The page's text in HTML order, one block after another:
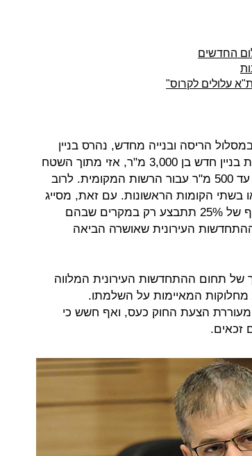
אם במסגרת פרויקט תמ"א 38 במסלול הריסה ובנייה מחדש, נהרס בניין
ותיק ששטחו הבנוי הוא 1,000 מ"ר, לטובת בניין חדש בן 3,000 מ"ר, אזי מתוך השטח
שנוסף ‑ 2,000 מ"ר - יקצו הדיירים והיזם עד 500 מ"ר עבור הרשות המקומית. לרוב
בשתי הקומות הראשונות. עם זאת, מסייג
נוסח הצעת החוק וקובע כי הקצאה בהיקף של 25% תתבצע רק במקרים שבהם
ההתחדשות העירונית שאושרה הביאה
תחום ההתחדשות העירונית המלווה
המאיימות על השלמתו.
מעוררת הצעת החוק כעס, ואף חשש כי
זכאים.